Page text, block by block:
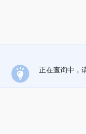
正在查询中，